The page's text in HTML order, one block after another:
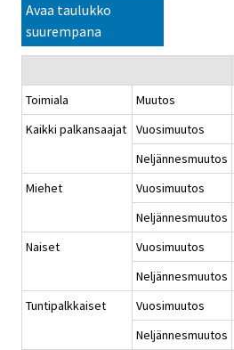
Avaa taulukko
suurempana
Toimiala
Muutos
Kaikki palkansaajat
Vuosimuutos
Neljännesmuutos
Miehet
Vuosimuutos
Neljännesmuutos
Naiset
Vuosimuutos
Neljännesmuutos
Tuntipalkkaiset
Vuosimuutos
Neljännesmuutos